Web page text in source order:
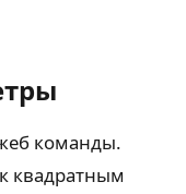
команды.
квадратным